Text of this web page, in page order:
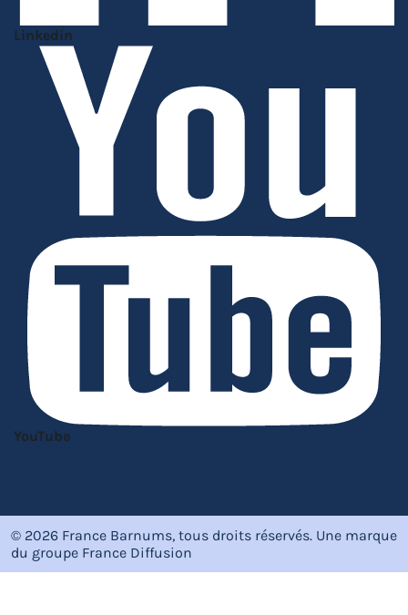
Linkedin
YouTube
© 2026 France Barnums, tous droits réservés. Une marque
du groupe France Diffusion